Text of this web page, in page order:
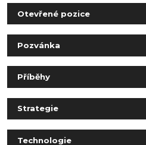
Otevřené pozice
Pozvánka
Příběhy
Strategie
Technologie